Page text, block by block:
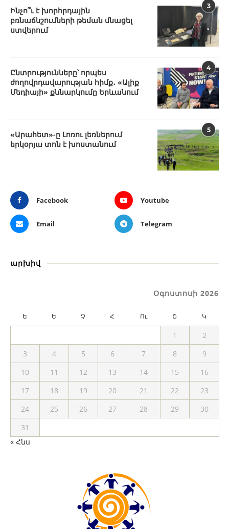
3
Ինչո՞ւ է խորհրդային
բռնաճնշումների թեման մնացել
ստվերում
4
Ընտրությունները՝ որպես
ժողովրդավարության հիմք․ «Ալիք
Մեդիայի» քննարկումը Երևանում
5
«Արահետ»-ը Լոռու լեռներում
երկօրյա տոն է խոստանում
Facebook Youtube
Email Telegram
արխիվ
Օգոստոսի 2026
Ե Ե Չ Հ Ու Շ Կ
1
2
3
4 5 6 7 8
9
10
11 12 13 14 15
16
17
18 19 20 21 22
23
24
25 26 27 28 29
30
31
« Հնս